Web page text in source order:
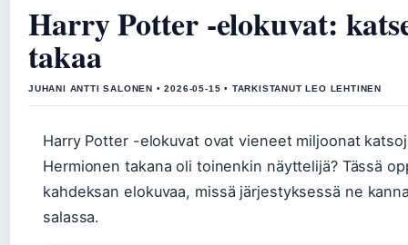
Harry Potter -elokuvat:
takaa
JUHANI ANTTI SALONEN • 2026-05-15 • TARKISTANUT LEO LEHTINEN
Harry Potter -elokuvat ovat vieneet miljoonat
Hermionen takana oli toinenkin näyttelijä? Tässä
kahdeksan elokuvaa, missä järjestyksessä ne
salassa.